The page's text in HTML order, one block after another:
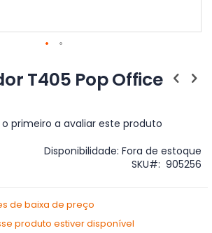
T405 Pop Office
o primeiro a avaliar este produto
Disponibilidade: Fora de estoque
SKU
905256
de baixa de preço
produto estiver disponível